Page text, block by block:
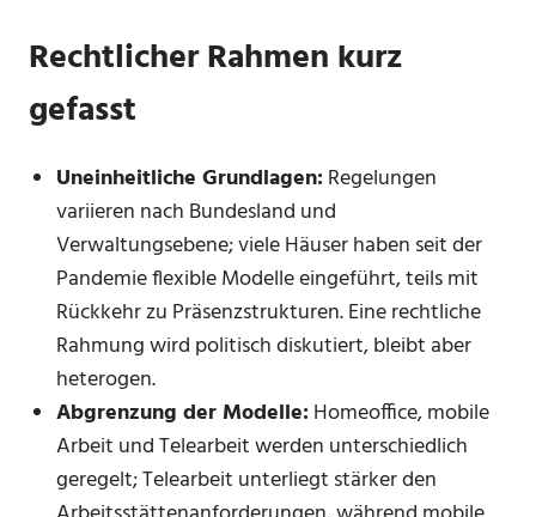
Rechtlicher Rahmen kurz
gefasst
Uneinheitliche Grundlagen:Regelungen
variieren nach Bundesland und
Verwaltungsebene; viele Häuser haben seit der
Pandemie flexible Modelle eingeführt, teils mit
Rückkehr zu Präsenzstrukturen. Eine rechtliche
Rahmung wird politisch diskutiert, bleibt aber
heterogen.
Abgrenzung der Modelle:Homeoffice, mobile
Arbeit und Telearbeit werden unterschiedlich
geregelt; Telearbeit unterliegt stärker den